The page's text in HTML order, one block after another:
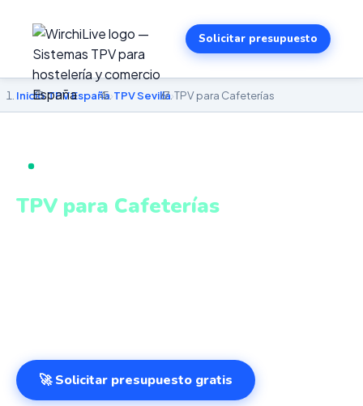
Solicitar presupuesto
Inicio›TPV España›TPV Sevilla›TPV para Cafeterías
TPV PARA CAFETERÍAS EN SEVILLA
TPV para Cafeterías
🚀 Solicitar presupuesto gratis